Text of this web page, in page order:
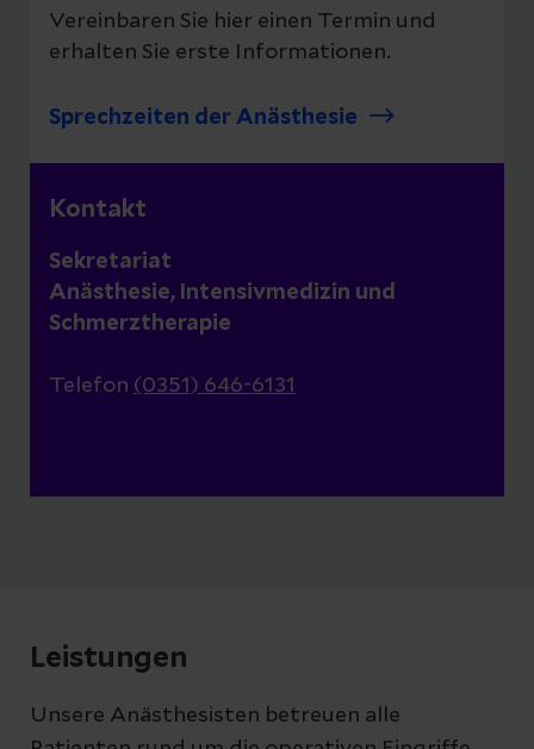
Vereinbaren Sie hier einen Termin und
erhalten Sie erste Informationen.
Sprechzeiten der Anästhesie
Kontakt
Sekretariat
Anästhesie, Intensivmedizin und
Schmerztherapie
Telefon (0351) 646-6131
Leistungen
Unsere Anästhesisten betreuen alle